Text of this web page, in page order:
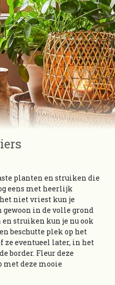
planten en struiken die
eens met heerlijk
niet vriest kun je
in de volle grond
struiken kun je nu ook
beschutte plek op het
ze eventueel later, in het
border. Fleur deze
deze mooie